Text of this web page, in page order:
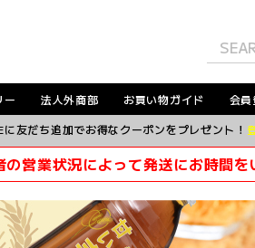
ー 法人外商部 お買い物ガイド 会
友だち追加でお得なクーポンをプレゼント！
営業状況によって発送にお時間を